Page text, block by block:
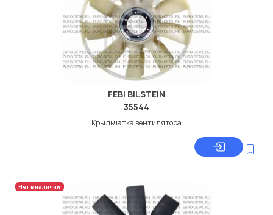
FEBI BILSTEIN
35544
Крыльчатка вентилятора
Нет в наличии